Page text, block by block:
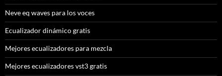
Neve eq waves para los voces
Ecualizador dinámico gratis
Mejores ecualizadores para mezcla
Mejores ecualizadores vst3 gratis